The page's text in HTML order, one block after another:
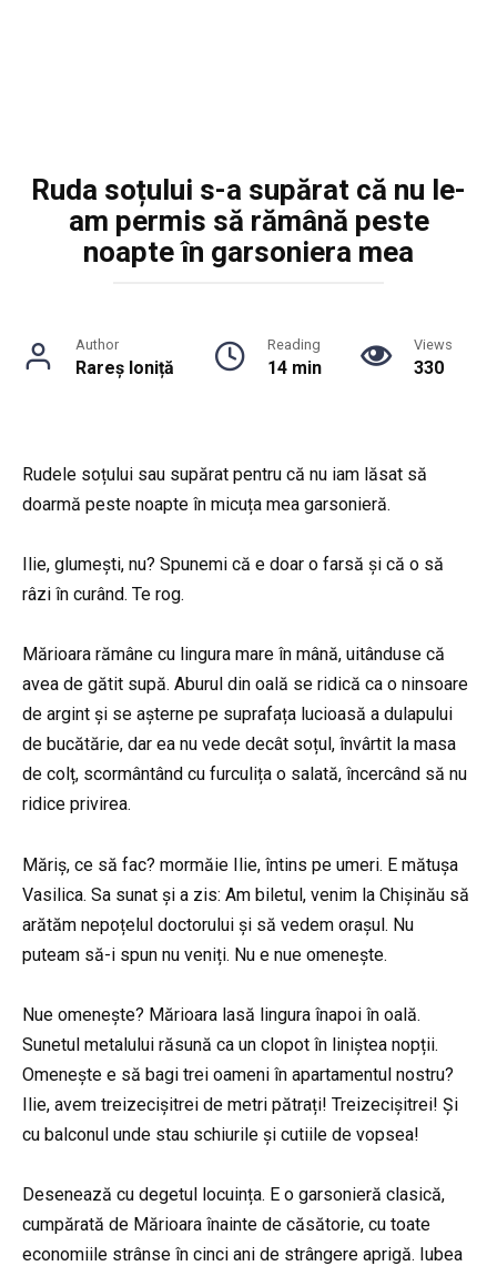
Ruda soțului s-a supărat că nu le-
am permis să rămână peste
noapte în garsoniera mea
Author
Rareș Ioniță
Reading
14 min
Views
330
Rudele soțului sau supărat pentru că nu iam lăsat să
doarmă peste noapte în micuța mea garsonieră.
Ilie, glumești, nu? Spunemi că e doar o farsă și că o să
râzi în curând. Te rog.
Mărioara rămâne cu lingura mare în mână, uitânduse că
avea de gătit supă. Aburul din oală se ridică ca o ninsoare
de argint și se așterne pe suprafața lucioasă a dulapului
de bucătărie, dar ea nu vede decât soțul, învârtit la masa
de colț, scormântând cu furculița o salată, încercând să nu
ridice privirea.
Măriș, ce să fac? mormăie Ilie, întins pe umeri. E mătușa
Vasilica. Sa sunat și a zis: Am biletul, venim la Chișinău să
arătăm nepoțelul doctorului și să vedem orașul. Nu
puteam să-i spun nu veniți. Nu e nue omenește.
Nue omenește? Mărioara lasă lingura înapoi în oală.
Sunetul metalului răsună ca un clopot în liniștea nopții.
Omenește e să bagi trei oameni în apartamentul nostru?
Ilie, avem treizecișitrei de metri pătrați! Treizecișitrei! Și
cu balconul unde stau schiurile și cutiile de vopsea!
Desenează cu degetul locuința. E o garsonieră clasică,
cumpărată de Mărioara înainte de căsătorie, cu toate
economiile strânse în cinci ani de strângere aprigă. Iubea